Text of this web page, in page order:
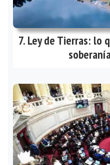
Ley de Tierras: lo